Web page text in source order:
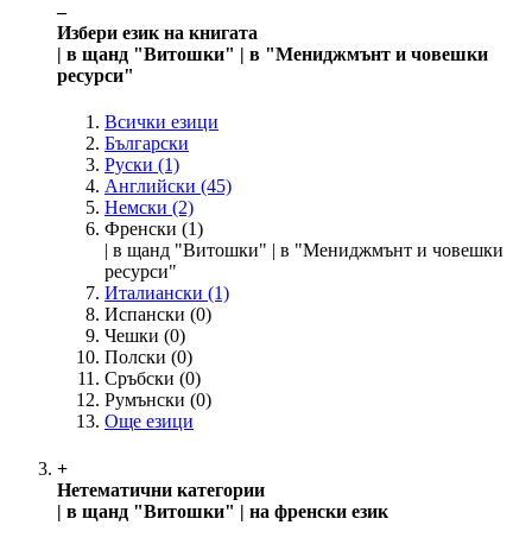
‒
Избери език на книгата
| в щанд "Витошки" | в "Мениджмънт и човешки
ресурси"
Всички езици
Български
Руски (1)
Английски (45)
Немски (2)
Френски (1)
| в щанд "Витошки" | в "Мениджмънт и човешки
ресурси"
Италиански (1)
Испански (0)
Чешки (0)
Полски (0)
Сръбски (0)
Румънски (0)
Още езици
+
Нетематични категории
| в щанд "Витошки" | на френски език